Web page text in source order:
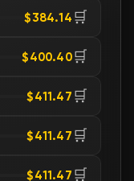
$384.14 🛒
$400.40🛒
$411.47 🛒
$411.47 🛒
$411.47 🛒